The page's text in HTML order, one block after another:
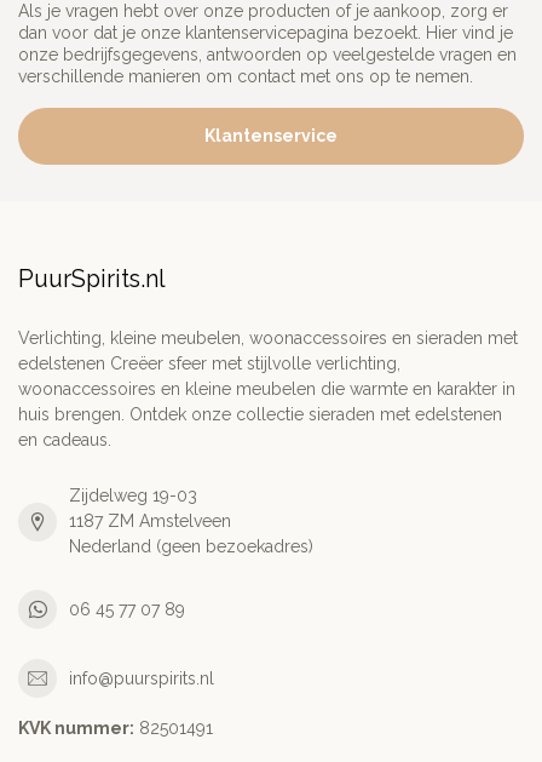
Als je vragen hebt over onze producten of je aankoop, zorg er
dan voor dat je onze klantenservicepagina bezoekt. Hier vind je
onze bedrijfsgegevens, antwoorden op veelgestelde vragen en
verschillende manieren om contact met ons op te nemen.
Klantenservice
PuurSpirits.nl
Verlichting, kleine meubelen, woonaccessoires en sieraden met
edelstenen Creëer sfeer met stijlvolle verlichting,
woonaccessoires en kleine meubelen die warmte en karakter in
huis brengen. Ontdek onze collectie sieraden met edelstenen
en cadeaus.
Zijdelweg 19-03
1187 ZM Amstelveen
Nederland (geen bezoekadres)
06 45 77 07 89
info@puurspirits.nl
KVK nummer: 82501491